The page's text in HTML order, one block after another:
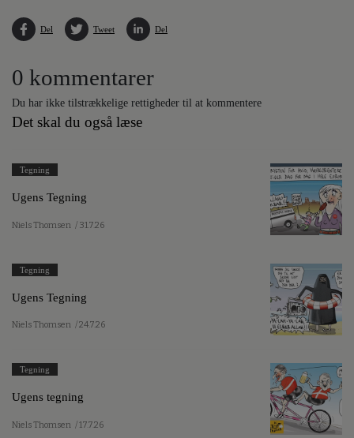
Del Tweet Del
0 kommentarer
Du har ikke tilstrækkelige rettigheder til at kommentere
Det skal du også læse
Tegning
Ugens Tegning
Niels Thomsen / 31.7.26
Tegning
Ugens Tegning
Niels Thomsen / 24.7.26
Tegning
Ugens tegning
Niels Thomsen / 17.7.26